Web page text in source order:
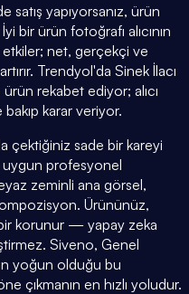
satış yapıyorsanız, ürün
bir ürün fotoğrafı alıcının
net, gerçekçi ve
Trendyol'da Sinek İlacı
rekabet ediyor; alıcı
karar veriyor.
çektiğiniz sade bir kareyi
uygun profesyonel
zeminli ana görsel,
Ürününüz,
korunur — yapay zeka
Siveno, Genel
yoğun olduğu bu
çıkmanın en hızlı yoludur.